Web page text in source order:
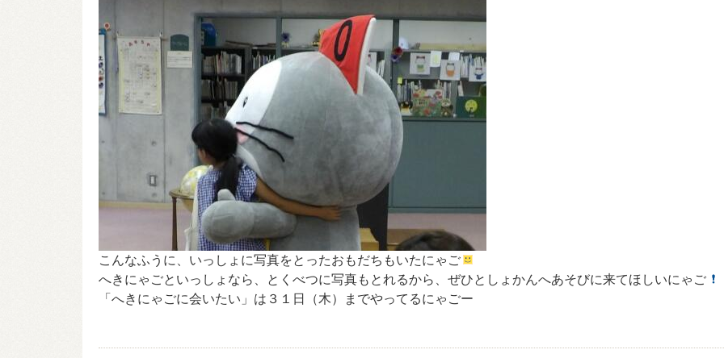
こんなふうに、いっしょに写真をとったおもだちもいたにゃご
へきにゃごといっしょなら、とくべつに写真もとれるから、ぜひとしょかんへあそびに来てほしいにゃご
「へきにゃごに会いたい」は３１日（木）までやってるにゃごー